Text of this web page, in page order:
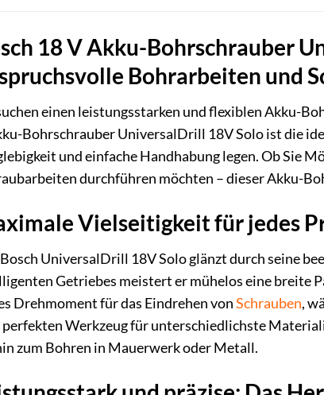
18 V Akku-Bohrschrauber
Bohrarbeiten und
einen leistungsstarken und flexiblen Akku-
Bohrschrauber UniversalDrill 18V Solo ist die
und einfache Handhabung legen. Ob Sie
durchführen möchten – dieser Akku-
Vielseitigkeit für jedes
UniversalDrill 18V Solo glänzt durch seine
Getriebes meistert er mühelos eine breite
Drehmoment für das Eindrehen vonSchrauben,
perfekten Werkzeug für unterschiedlichste
zum Bohren in Mauerwerk oder Metall.